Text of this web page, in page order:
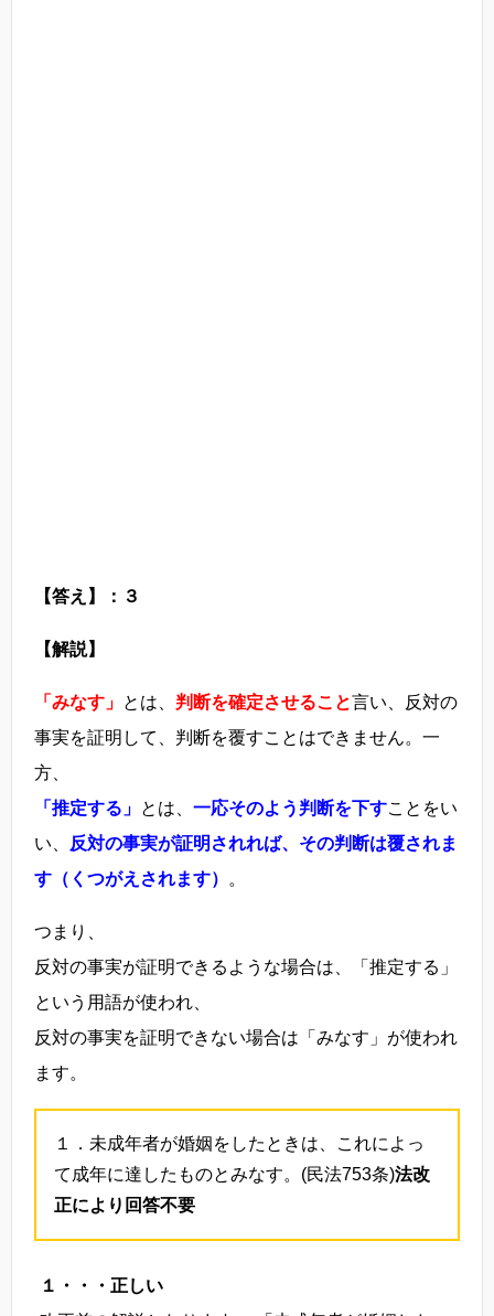
【答え】：３
【解説】
「みなす」 とは、 判断を確定させること言い、反対の
事実を証明して、判断を覆すことはできません。一
方、
「推定する」 とは、 一応そのよう判断を下すことをい
い、
反対の事実が証明されれば、その判断は覆されま
す（くつがえされます）
。
つまり、
反対の事実が証明できるような場合は、「推定する」
という用語が使われ、
反対の事実を証明できない場合は「みなす」が使われ
ます。
１．未成年者が婚姻をしたときは、これによっ
て成年に達したものとみなす。(民法753条)法改
正により回答不要
１・・・正しい